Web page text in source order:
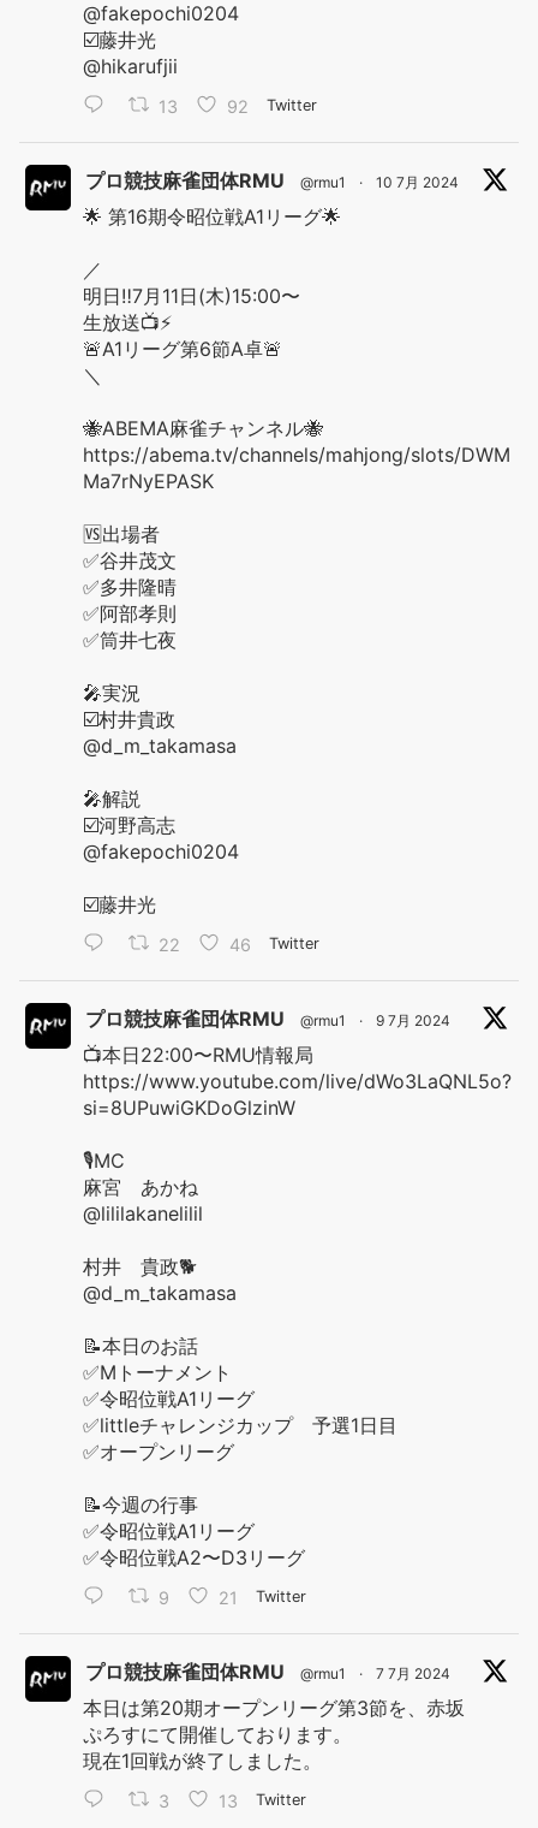
@fakepochi0204
☑️藤井光
@hikarufjii
13 92 Twitter
プロ競技麻雀団体RMU @rmu1 · 10 7月 2024
🌟 第16期令昭位戦A1リーグ🌟
／
明日‼️7月11日(木)15:00〜
生放送📺⚡️
🚨A1リーグ第6節A卓🚨
＼
🐝ABEMA麻雀チャンネル🐝
https://abema.tv/channels/mahjong/slots/DWM
Ma7rNyEPASK
🆚出場者
✅谷井茂文
✅多井隆晴
✅阿部孝則
✅筒井七夜
🎤実況
☑️村井貴政
@d_m_takamasa
🎤解説
☑️河野高志
@fakepochi0204
☑️藤井光
22 46 Twitter
プロ競技麻雀団体RMU @rmu1 · 9 7月 2024
📺本日22:00〜RMU情報局
https://www.youtube.com/live/dWo3LaQNL5o?
si=8UPuwiGKDoGlzinW
🎙️MC
麻宮 あかね
@lililakanelilil
村井 貴政🐕
@d_m_takamasa
📝本日のお話
✅Mトーナメント
✅令昭位戦A1リーグ
✅littleチャレンジカップ 予選1日目
✅オープンリーグ
📝今週の行事
✅令昭位戦A1リーグ
✅令昭位戦A2〜D3リーグ
9 21 Twitter
プロ競技麻雀団体RMU @rmu1 · 7 7月 2024
本日は第20期オープンリーグ第3節を、赤坂
ぷろすにて開催しております。
現在1回戦が終了しました。
3 13 Twitter